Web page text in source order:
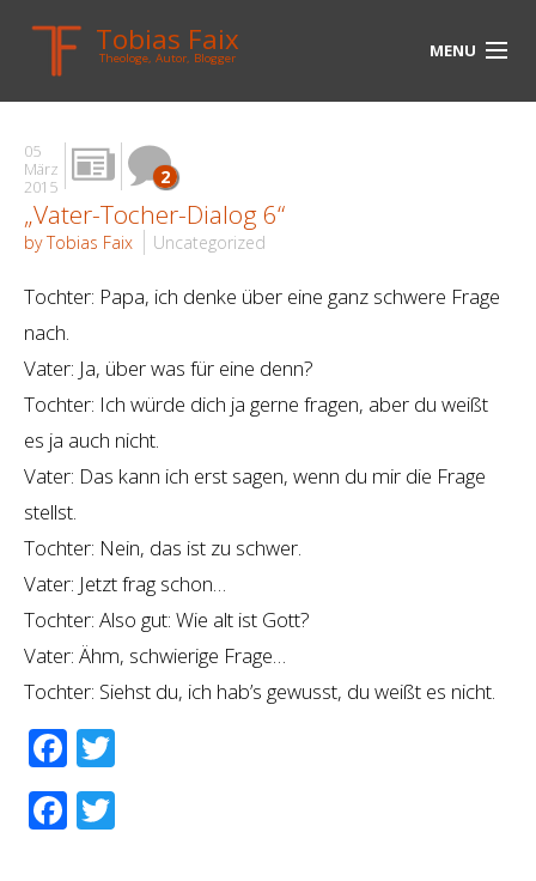
Tobias Faix
Theologe, Autor, Blogger MENU
HOME
BLOG
BIOGRAPHIE
MEDIEN
LINKS
05
März
2015
2
„Vater-Tocher-Dialog 6“
by Tobias Faix Uncategorized
Tochter: Papa, ich denke über eine ganz schwere Frage
nach.
Vater: Ja, über was für eine denn?
Tochter: Ich würde dich ja gerne fragen, aber du weißt
es ja auch nicht.
Vater: Das kann ich erst sagen, wenn du mir die Frage
stellst.
Tochter: Nein, das ist zu schwer.
Vater: Jetzt frag schon…
Tochter: Also gut: Wie alt ist Gott?
Vater: Ähm, schwierige Frage…
Tochter: Siehst du, ich hab’s gewusst, du weißt es nicht.
Facebook
Facebook